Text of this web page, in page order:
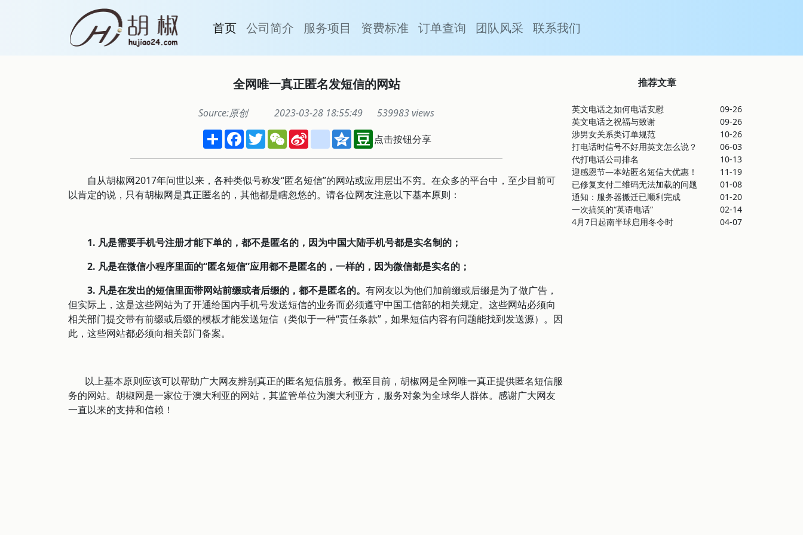
首页 公司简介 服务项目 资费标准 订单查询 团队风采 联系我们
全网唯一真正匿名发短信的网站
Source:原创 2023-03-28 18:55:49 539983 views
点击按钮分享
ShareFacebook
TwitterWeChatSina
Weibo
renrenQzoneDouban
自从胡椒网2017年问世以来，各种类似号称发“匿名短信”的网站或应用层出不穷。在众多的平台中，至少目前可
以肯定的说，只有胡椒网是真正匿名的，其他都是瞎忽悠的。请各位网友注意以下基本原则：
1. 凡是需要手机号注册才能下单的，都不是匿名的，因为中国大陆手机号都是实名制的；
2. 凡是在微信小程序里面的“匿名短信”应用都不是匿名的，一样的，因为微信都是实名的；
3. 凡是在发出的短信里面带网站前缀或者后缀的，都不是匿名的。 有网友以为他们加前缀或后缀是为了做广告，
但实际上，这是这些网站为了开通给国内手机号发送短信的业务而必须遵守中国工信部的相关规定。这些网站必须向
相关部门提交带有前缀或后缀的模板才能发送短信（类似于一种“责任条款”，如果短信内容有问题能找到发送源）。因
此，这些网站都必须向相关部门备案。
以上基本原则应该可以帮助广大网友辨别真正的匿名短信服务。截至目前，胡椒网是全网唯一真正提供匿名短信服
务的网站。胡椒网是一家位于澳大利亚的网站，其监管单位为澳大利亚方，服务对象为全球华人群体。感谢广大网友
一直以来的支持和信赖！
推荐文章
英文电话之如何电话安慰
09-26
英文电话之祝福与致谢
09-26
涉男女关系类订单规范
10-26
打电话时信号不好用英文怎么说？
06-03
代打电话公司排名
10-13
迎感恩节—本站匿名短信大优惠！
11-19
已修复支付二维码无法加载的问题
01-08
通知：服务器搬迁已顺利完成
01-20
一次搞笑的“英语电话”
02-14
4月7日起南半球启用冬令时
04-07